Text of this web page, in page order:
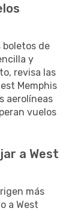
boletos de
y
revisa las
Memphis
aerolíneas
vuelos
a West
más
a West